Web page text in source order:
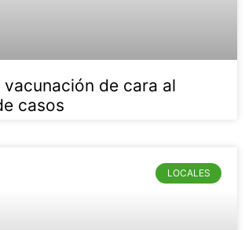
vacunación de cara al
casos
LOCALES